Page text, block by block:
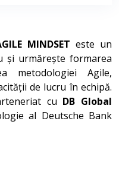
MINDSET este un
și urmărește formarea
metodologiei Agile,
de lucru în echipă.
cu DB Global
al Deutsche Bank